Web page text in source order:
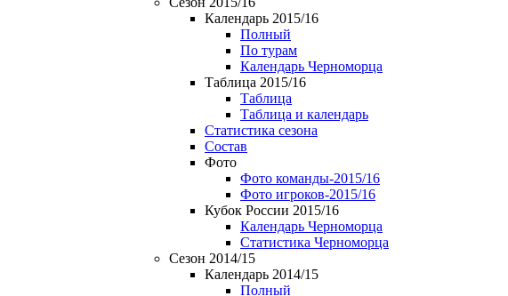
Календарь 2015/16
Полный
По турам
Календарь Черноморца
Таблица 2015/16
Таблица
Таблица и календарь
Статистика сезона
Состав
Фото
Фото команды-2015/16
Фото игроков-2015/16
Кубок России 2015/16
Календарь Черноморца
Статистика Черноморца
Сезон 2014/15
Календарь 2014/15
Полный